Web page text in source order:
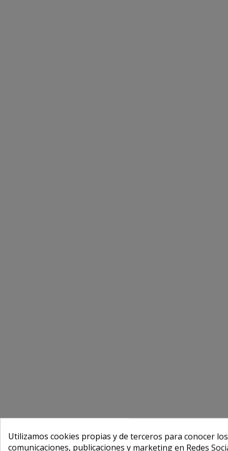
Utilizamos cookies propias y de terceros para conocer
comunicaciones, publicaciones y marketing en Redes